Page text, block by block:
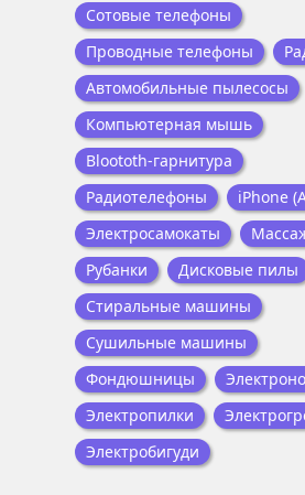
Сотовые телефоны
Проводные телефоны
Автомобильные пылесосы
Компьютерная мышь
Bloototh-гарнитура
Радиотелефоны
iPhone
Электросамокаты
Рубанки
Дисковые пилы
Стиральные машины
Сушильные машины
Фондюшницы
Электропилки
Электробигуди